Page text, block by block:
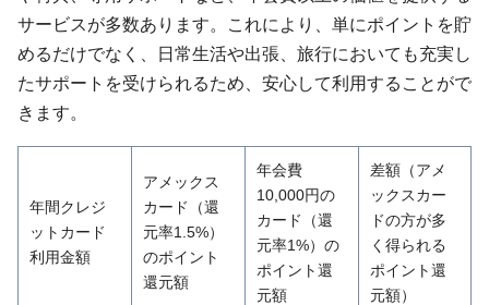
サービスが多数あります。これにより、単にポイントを貯
めるだけでなく、日常生活や出張、旅行においても充実し
たサポートを受けられるため、安心して利用することがで
きます。
年間クレジ
ットカード
利用金額
アメックス
カード（還
元率1.5%）
のポイント
還元額
年会費
10,000円の
カード（還
元率1%）の
ポイント還
元額
差額（アメ
ックスカー
ドの方が多
く得られる
ポイント還
元額）